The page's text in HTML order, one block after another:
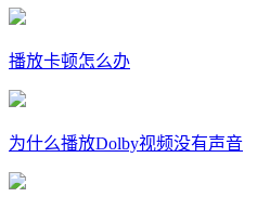
播放卡顿怎么办
为什么播放Dolby视频没有声音